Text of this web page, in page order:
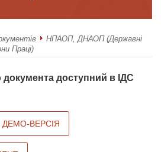
НПАОП, ДНАОП (Державні
Праці)
доступний в ІДС
ДЕМО-ВЕРСІЯ